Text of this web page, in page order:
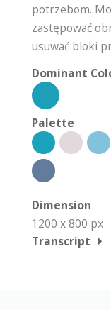
potrzebom.
zastępować
usuwać bloki
Dominant
Palette
Dimension
1200 x 800 px
Transcript